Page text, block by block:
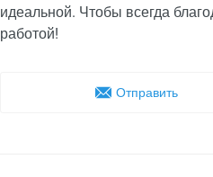
идеальной. Чтобы всегда
работой!
Отправить